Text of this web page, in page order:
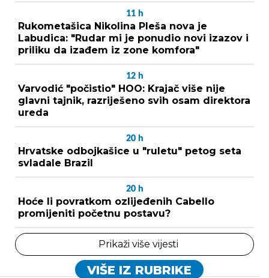
11 h
Rukometašica Nikolina Pleša nova je
Labudica: "Rudar mi je ponudio novi izazov i
priliku da izađem iz zone komfora"
12 h
Varvodić "počistio" HOO: Krajač više nije
glavni tajnik, razriješeno svih osam direktora
ureda
20 h
Hrvatske odbojkašice u "ruletu" petog seta
svladale Brazil
20 h
Hoće li povratkom ozlijeđenih Cabello
promijeniti početnu postavu?
Prikaži više vijesti
VIŠE IZ RUBRIKE